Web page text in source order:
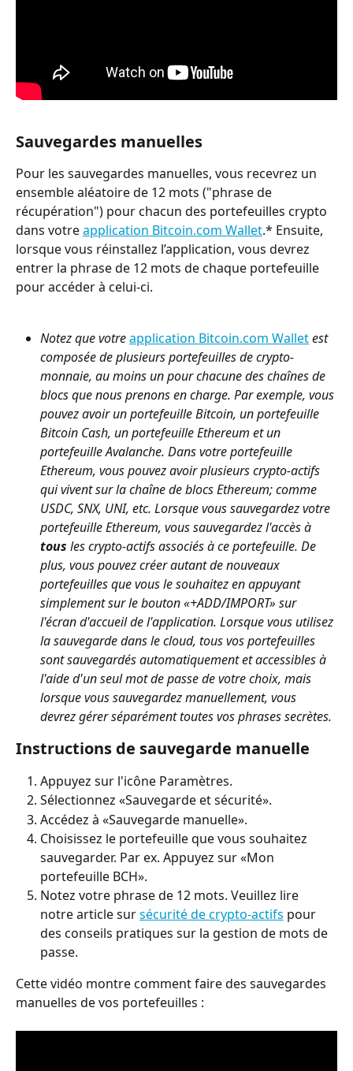
Sauvegardes manuelles
Pour les sauvegardes manuelles, vous recevrez un
ensemble aléatoire de 12 mots ("phrase de
récupération") pour chacun des portefeuilles crypto
dans votre application Bitcoin.com Wallet.* Ensuite,
lorsque vous réinstallez l’application, vous devrez
entrer la phrase de 12 mots de chaque portefeuille
pour accéder à celui-ci.
Notez quevotre application Bitcoin.com Wallet est
composée de plusieurs portefeuilles de crypto-
monnaie, au moins un pour chacune des chaînes de
blocs que nous prenons en charge. Par exemple, vous
pouvez avoir un portefeuille Bitcoin, un portefeuille
Bitcoin Cash, un portefeuille Ethereum et un
portefeuille Avalanche. Dans votre portefeuille
Ethereum, vous pouvez avoir plusieurs crypto-actifs
qui vivent sur la chaîne de blocs Ethereum; comme
USDC, SNX, UNI, etc. Lorsque vous sauvegardez votre
portefeuille Ethereum, vous sauvegardez l'accès à
tous les crypto-actifs associés à ce portefeuille. De
plus, vous pouvez créer autant de nouveaux
portefeuilles que vous le souhaitez en appuyant
simplement sur le bouton «+ADD/IMPORT» sur
l'écran d'accueil de l'application. Lorsque vous utilisez
la sauvegarde dans le cloud, tous vos portefeuilles
sont sauvegardés automatiquement et accessibles à
l'aide d'un seul mot de passe de votre choix, mais
lorsque vous sauvegardez manuellement, vous
devrez gérer séparément toutes vos phrases secrètes.
Instructions de sauvegarde manuelle
Appuyez sur l'icône Paramètres.
Sélectionnez «Sauvegarde et sécurité».
Accédez à «Sauvegarde manuelle».
Choisissez le portefeuille que vous souhaitez
sauvegarder. Par ex. Appuyez sur «Mon
portefeuille BCH».
Notez votre phrase de 12 mots. Veuillez lire
notre article sur sécurité de crypto-actifs pour
des conseils pratiques sur la gestion de mots de
passe.
Cette vidéo montre comment faire des sauvegardes
manuelles de vos portefeuilles :